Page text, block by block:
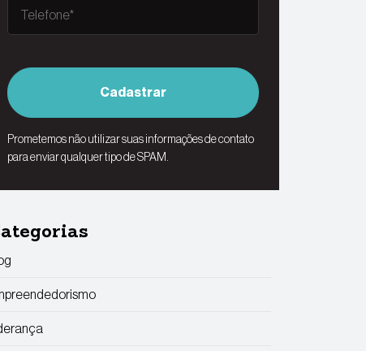
Cadastrar
Prometemos não utilizar suas informações de contato
para enviar qualquer tipo de SPAM.